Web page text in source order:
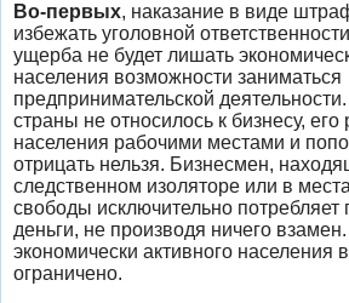
Во-первых, наказание в виде
избежать уголовной
ущерба не будет лишать
населения возможности заниматься
предпринимательской
страны не относилось к бизнесу,
населения рабочими местами и
отрицать нельзя. Бизнесмен,
следственном изоляторе или в
свободы исключительно потребляет
деньги, не производя ничего
экономически активного населения
ограничено.